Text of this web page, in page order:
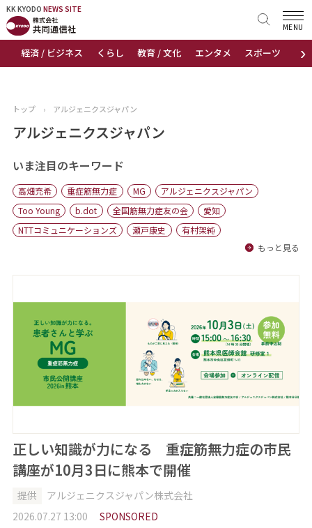
KK KYODO NEWS SITE
›
経済 / ビジネス くらし 教育 / 文化 エンタメ スポーツ 地域
MENU
KK KYODONEWS SITE
トップページ
ニュース
おすすめコンテンツ
出版物
会社概要
トップ › アルジェニクスジャパン
アルジェニクスジャパン
いま注目のキーワード
高畑充希 重症筋無力症 MG
アルジェニクスジャパン
Too Young
b.dot 全国筋無力症友の会
愛知
NTTコミュニケーションズ
瀬戸康史
有村架純
もっと見る
正しい知識が力になる 重症筋無力症の市民
講座が10月3日に熊本で開催
提供
アルジェニクスジャパン株式会社
2026.07.27 13:00
SPONSORED